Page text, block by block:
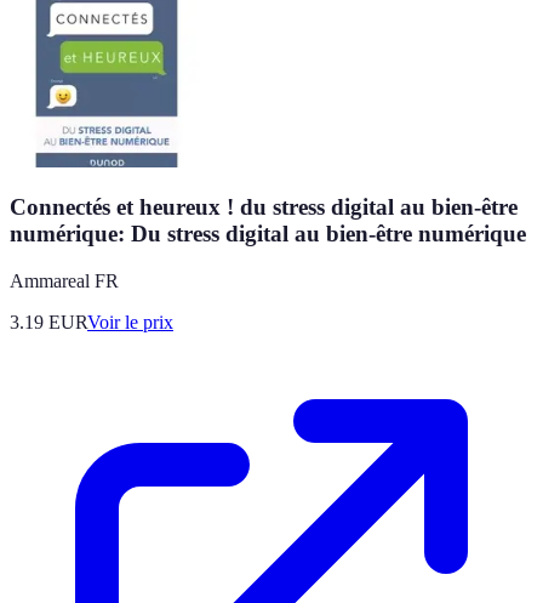
Connectés et heureux ! du stress digital au bien-être
numérique: Du stress digital au bien-être numérique
Ammareal FR
3.19 EURVoir le prix